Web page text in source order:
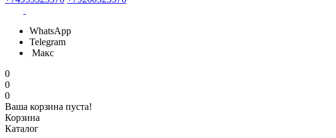
WhatsApp
Telegram
Макс
0
0
0
Ваша корзина пуста!
Корзина
Каталог